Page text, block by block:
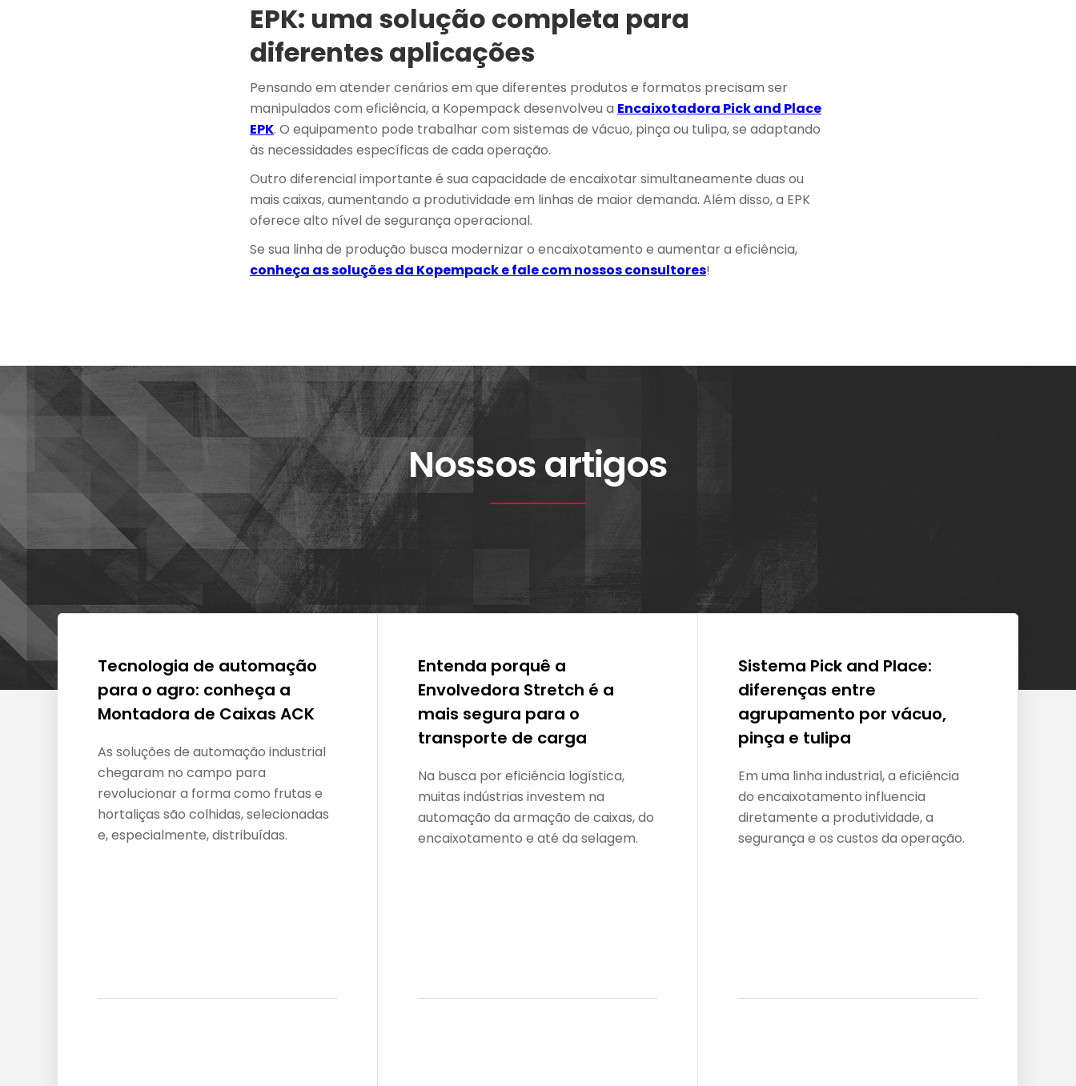
EPK: uma solução completa para
diferentes aplicações
Pensando em atender cenários em que diferentes produtos e formatos precisam ser
manipulados com eficiência, a Kopempack desenvolveu a Encaixotadora Pick and Place
EPK. O equipamento pode trabalhar com sistemas de vácuo, pinça ou tulipa, se adaptando
às necessidades específicas de cada operação.
Outro diferencial importante é sua capacidade de encaixotar simultaneamente duas ou
mais caixas, aumentando a produtividade em linhas de maior demanda. Além disso, a EPK
oferece alto nível de segurança operacional.
Se sua linha de produção busca modernizar o encaixotamento e aumentar a eficiência,
conheça as soluções da Kopempack e fale com nossos consultores!
Nossos artigos
Tecnologia de automação
para o agro: conheça a
Montadora de Caixas ACK
As soluções de automação industrial
chegaram no campo para
revolucionar a forma como frutas e
hortaliças são colhidas, selecionadas
e, especialmente, distribuídas.
Entenda porquê a
Envolvedora Stretch é a
mais segura para o
transporte de carga
Na busca por eficiência logística,
muitas indústrias investem na
automação da armação de caixas, do
encaixotamento e até da selagem.
Sistema Pick and Place:
diferenças entre
agrupamento por vácuo,
pinça e tulipa
Em uma linha industrial, a eficiência
do encaixotamento influencia
diretamente a produtividade, a
segurança e os custos da operação.